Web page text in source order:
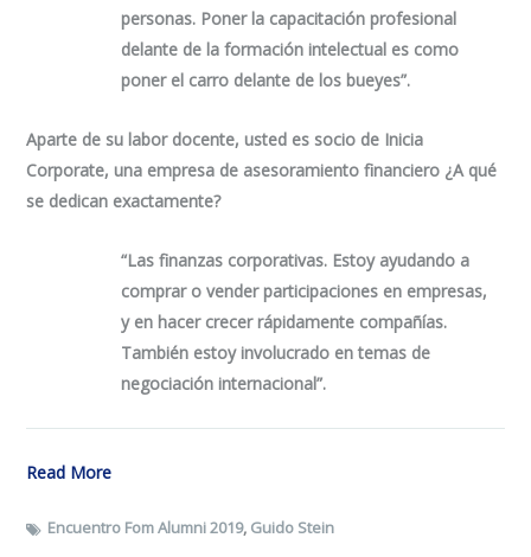
personas. Poner la capacitación profesional
delante de la formación intelectual es como
poner el carro delante de los bueyes”.
Aparte de su labor docente, usted es socio de Inicia
Corporate, una empresa de asesoramiento financiero ¿A qué
se dedican exactamente?
“Las finanzas corporativas. Estoy ayudando a
comprar o vender participaciones en empresas,
y en hacer crecer rápidamente compañías.
También estoy involucrado en temas de
negociación internacional”.
Read More
Encuentro Fom Alumni 2019, Guido Stein